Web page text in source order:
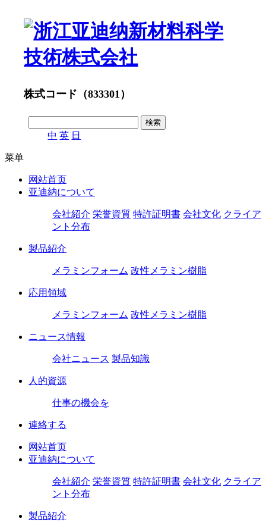
株式コード（833301）
中 英 日
菜单
网站首页
亚迪納について
会社紹介 栄誉資質 特許証明書 会社文化 クライア
ント分布
製品紹介
メラミンフォーム 改性メラミン樹脂
応用領域
メラミンフォーム 改性メラミン樹脂
ニュース情報
会社ニュース 製品知識
人的資源
仕事の機会を
連絡する
网站首页
亚迪納について
会社紹介 栄誉資質 特許証明書 会社文化 クライア
ント分布
製品紹介